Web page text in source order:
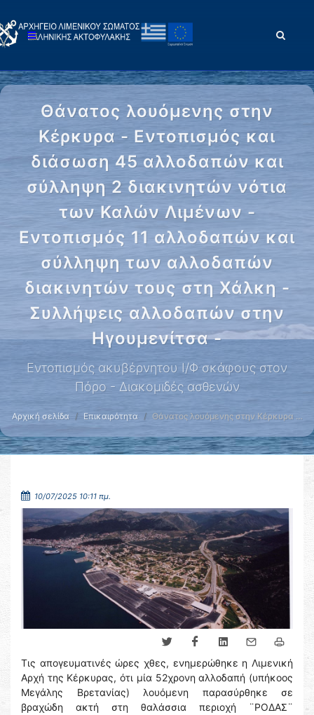
Θάνατος λουόμενης στην
Κέρκυρα - Εντοπισμός και
διάσωση 45 αλλοδαπών και
σύλληψη 2 διακινητών νότια
των Καλών Λιμένων -
Εντοπισμός 11 αλλοδαπών και
σύλληψη των αλλοδαπών
διακινητών τους στη Χάλκη -
Συλλήψεις αλλοδαπών στην
Ηγουμενίτσα -
Εντοπισμός ακυβέρνητου Ι/Φ σκάφους στον
Πόρο - Διακομιδές ασθενών
Αρχική σελίδα Επικαιρότητα Θάνατος λουόμενης στην Κέρκυρα …
10/07/2025 10:11 πμ.
Τις απογευματινές ώρες χθες, ενημερώθηκε η Λιμενική
Αρχή της Κέρκυρας, ότι μία 52χρονη αλλοδαπή (υπήκοος
Μεγάλης Βρετανίας) λουόμενη παρασύρθηκε σε
βραχώδη ακτή στη θαλάσσια περιοχή ¨ΡΟΔΑΣ¨